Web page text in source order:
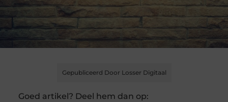
Gepubliceerd Door Losser Digitaal
Goed artikel? Deel hem dan op: